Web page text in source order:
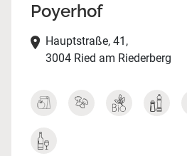
Poyerhof
Hauptstraße, 41,
3004 Ried am Riederberg